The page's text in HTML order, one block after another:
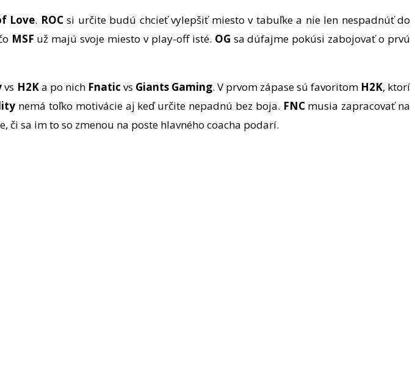
Love. ROCsi určite budú chcieť vylepšiť miesto v tabuľke a nie len nespadnúť do
MSF už majú svoje miesto v play-off isté. OG sa dúfajme pokúsi zabojovať o prvú
vs H2Ka po nich Fnatic vs Giants Gaming. V prvom zápase sú favoritom H2K, ktorí
nemá toľko motivácie aj keď určite nepadnú bez boja. FNCmusia zapracovať na
sa im to so zmenou na poste hlavného coacha podarí.